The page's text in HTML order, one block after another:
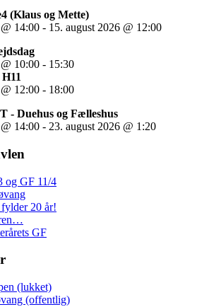
(Klaus og Mette)
@ 14:00 - 15. august 2026 @ 12:00
@ 10:00 - 15:30
@ 12:00 - 18:00
- Duehus og Fælleshus
@ 14:00 - 23. august 2026 @ 1:20
og GF 11/4
20 år!
GF
(lukket)
(offentlig)